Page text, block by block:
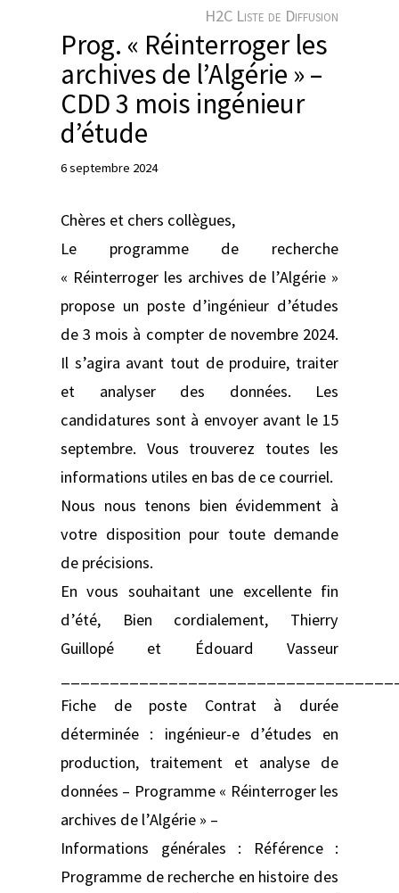
H2C Liste de Diffusion
Prog. « Réinterroger les
archives de l’Algérie » –
CDD 3 mois ingénieur
d’étude
6 septembre 2024
Chères et chers collègues,
Le programme de recherche
« Réinterroger les archives de l’Algérie »
propose un poste d’ingénieur d’études
de 3 mois à compter de novembre 2024.
Il s’agira avant tout de produire, traiter
et analyser des données. Les
candidatures sont à envoyer avant le 15
septembre. Vous trouverez toutes les
informations utiles en bas de ce courriel.
Nous nous tenons bien évidemment à
votre disposition pour toute demande
de précisions.
En vous souhaitant une excellente fin
d’été, Bien cordialement, Thierry
Guillopé et Édouard Vasseur
Fiche de poste Contrat à durée
déterminée : ingénieur-e d’études en
production, traitement et analyse de
données – Programme « Réinterroger les
archives de l’Algérie » –
Informations générales : Référence :
Programme de recherche en histoire des